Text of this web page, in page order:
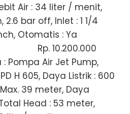
Air : 34 liter / menit,
2.6 bar off, Inlet : 1 1/4
Otomatis : Ya
Rp. 10.200.000
: Pompa Air Jet Pump,
H 605, Daya Listrik : 600
39 meter, Daya
Head : 53 meter,